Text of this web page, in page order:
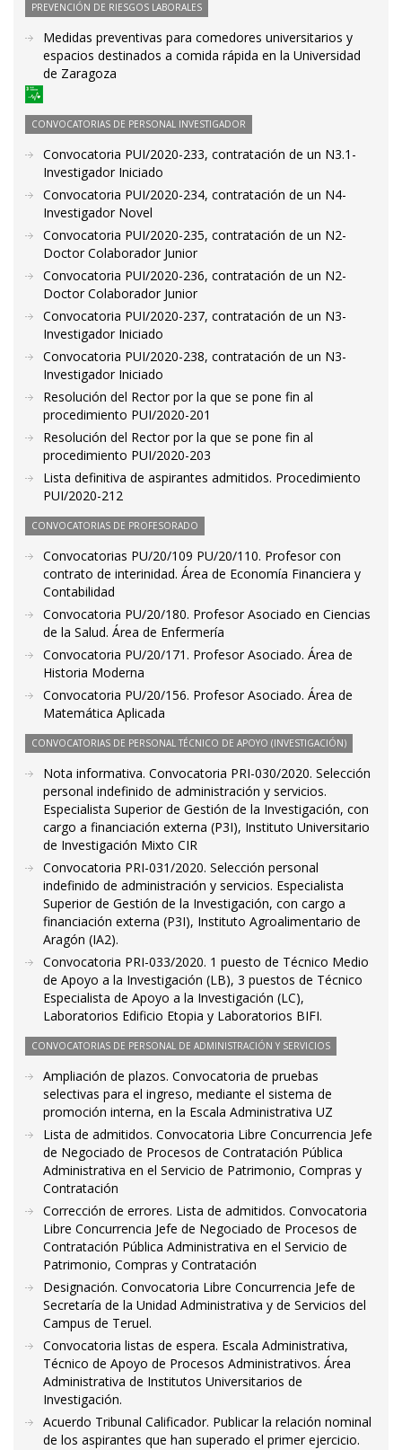
PREVENCIÓN DE RIESGOS LABORALES
Medidas preventivas para comedores universitarios y
espacios destinados a comida rápida en la Universidad
de Zaragoza
CONVOCATORIAS DE PERSONAL INVESTIGADOR
Convocatoria PUI/2020-233, contratación de un N3.1-
Investigador Iniciado
Convocatoria PUI/2020-234, contratación de un N4-
Investigador Novel
Convocatoria PUI/2020-235, contratación de un N2-
Doctor Colaborador Junior
Convocatoria PUI/2020-236, contratación de un N2-
Doctor Colaborador Junior
Convocatoria PUI/2020-237, contratación de un N3-
Investigador Iniciado
Convocatoria PUI/2020-238, contratación de un N3-
Investigador Iniciado
Resolución del Rector por la que se pone fin al
procedimiento PUI/2020-201
Resolución del Rector por la que se pone fin al
procedimiento PUI/2020-203
Lista definitiva de aspirantes admitidos. Procedimiento
PUI/2020-212
CONVOCATORIAS DE PROFESORADO
Convocatorias PU/20/109 PU/20/110. Profesor con
contrato de interinidad. Área de Economía Financiera y
Contabilidad
Convocatoria PU/20/180. Profesor Asociado en Ciencias
de la Salud. Área de Enfermería
Convocatoria PU/20/171. Profesor Asociado. Área de
Historia Moderna
Convocatoria PU/20/156. Profesor Asociado. Área de
Matemática Aplicada
CONVOCATORIAS DE PERSONAL TÉCNICO DE APOYO (INVESTIGACIÓN)
Nota informativa. Convocatoria PRI-030/2020. Selección
personal indefinido de administración y servicios.
Especialista Superior de Gestión de la Investigación, con
cargo a financiación externa (P3I), Instituto Universitario
de Investigación Mixto CIR
Convocatoria PRI-031/2020. Selección personal
indefinido de administración y servicios. Especialista
Superior de Gestión de la Investigación, con cargo a
financiación externa (P3I), Instituto Agroalimentario de
Aragón (IA2).
Convocatoria PRI-033/2020. 1 puesto de Técnico Medio
de Apoyo a la Investigación (LB), 3 puestos de Técnico
Especialista de Apoyo a la Investigación (LC),
Laboratorios Edificio Etopia y Laboratorios BIFI.
CONVOCATORIAS DE PERSONAL DE ADMINISTRACIÓN Y SERVICIOS
Ampliación de plazos. Convocatoria de pruebas
selectivas para el ingreso, mediante el sistema de
promoción interna, en la Escala Administrativa UZ
Lista de admitidos. Convocatoria Libre Concurrencia Jefe
de Negociado de Procesos de Contratación Pública
Administrativa en el Servicio de Patrimonio, Compras y
Contratación
Corrección de errores. Lista de admitidos. Convocatoria
Libre Concurrencia Jefe de Negociado de Procesos de
Contratación Pública Administrativa en el Servicio de
Patrimonio, Compras y Contratación
Designación. Convocatoria Libre Concurrencia Jefe de
Secretaría de la Unidad Administrativa y de Servicios del
Campus de Teruel.
Convocatoria listas de espera. Escala Administrativa,
Técnico de Apoyo de Procesos Administrativos. Área
Administrativa de Institutos Universitarios de
Investigación.
Acuerdo Tribunal Calificador. Publicar la relación nominal
de los aspirantes que han superado el primer ejercicio.